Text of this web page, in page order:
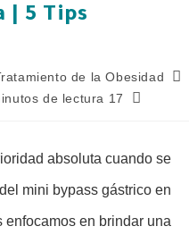
| 5 Tips
de la Obesidad
17 minutos de lectura
absoluta cuando se
mini bypass gástrico en
enfocamos en brindar una